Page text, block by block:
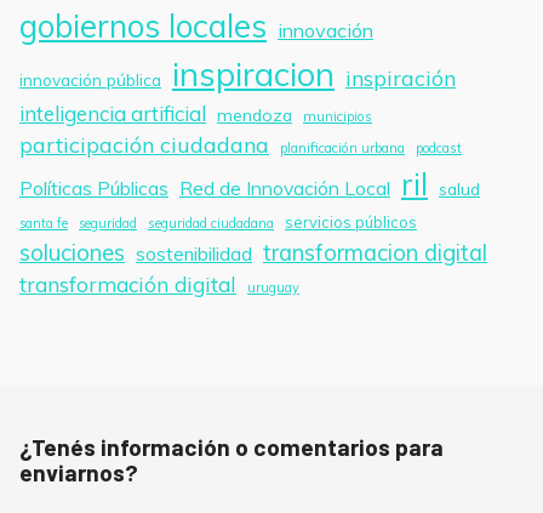
gobiernos locales innovación
innovación pública inspiracion inspiración
inteligencia artificial mendoza municipios
participación ciudadana planificación urbana podcast
Políticas Públicas Red de Innovación Local ril salud
santa fe seguridad seguridad ciudadana servicios públicos
soluciones sostenibilidad transformacion digital
transformación digital uruguay
¿Tenés información o comentarios para
enviarnos?